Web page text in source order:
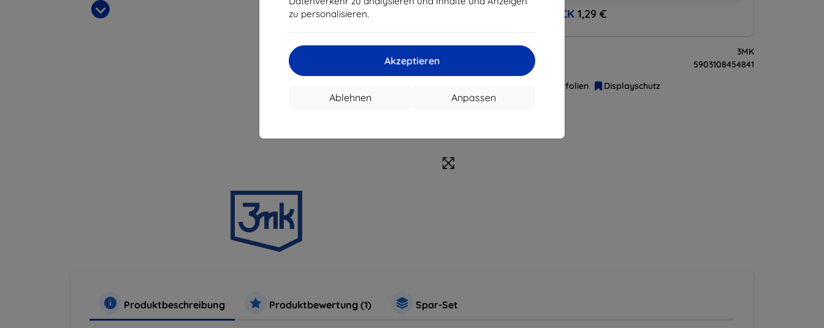
zu personalisieren.
Akzeptieren
Anpassen
Ablehnen
CASHBACK 1,29 €
3MK
5903108454841
Schutzfolien Displayschutz
Produktbeschreibung Produktbewertung (1) Spar-Set